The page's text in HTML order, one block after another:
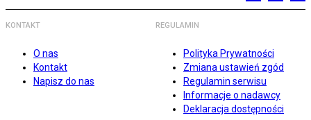
KONTAKT
O nas
Kontakt
Napisz do nas
REGULAMIN
Polityka Prywatności
Zmiana ustawień zgód
Regulamin serwisu
Informacje o nadawcy
Deklaracja dostępności